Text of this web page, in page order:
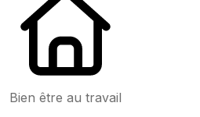
Bien être au travail